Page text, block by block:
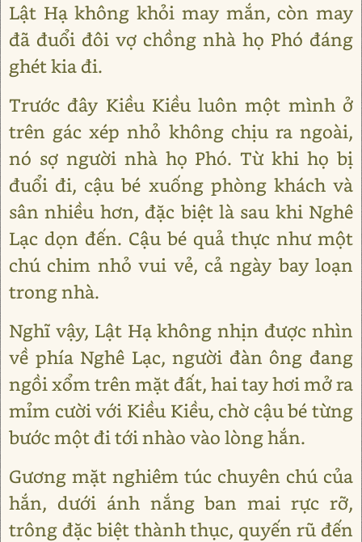
Lật Hạ không khỏi may mắn, còn may
đã đuổi đôi vợ chồng nhà họ Phó đáng
ghét kia đi.
Trước đây Kiều Kiều luôn một mình ở
trên gác xép nhỏ không chịu ra ngoài,
nó sợ người nhà họ Phó. Từ khi họ bị
đuổi đi, cậu bé xuống phòng khách và
sân nhiều hơn, đặc biệt là sau khi Nghê
Lạc dọn đến. Cậu bé quả thực như một
chú chim nhỏ vui vẻ, cả ngày bay loạn
trong nhà.
Nghĩ vậy, Lật Hạ không nhịn được nhìn
về phía Nghê Lạc, người đàn ông đang
ngồi xổm trên mặt đất, hai tay hơi mở ra
mỉm cười với Kiều Kiều, chờ cậu bé từng
bước một đi tới nhào vào lòng hắn.
Gương mặt nghiêm túc chuyên chú của
hắn, dưới ánh nắng ban mai rực rỡ,
trông đặc biệt thành thục, quyến rũ đến